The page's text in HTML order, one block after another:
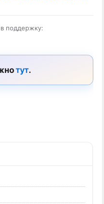
поддержку:
тут.